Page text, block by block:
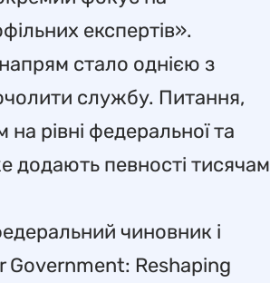
експертів».
стало однією з
службу. Питання,
рівні федеральної та
додають певності тисячам
чиновник і
Government: Reshaping